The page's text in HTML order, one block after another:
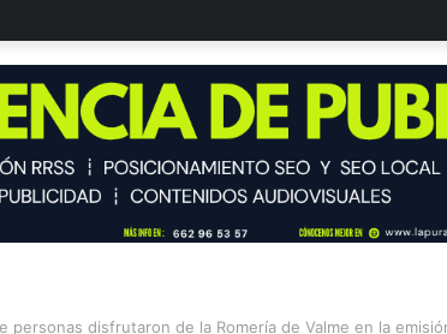
personas disfrutaron de la Romería de Valme en la